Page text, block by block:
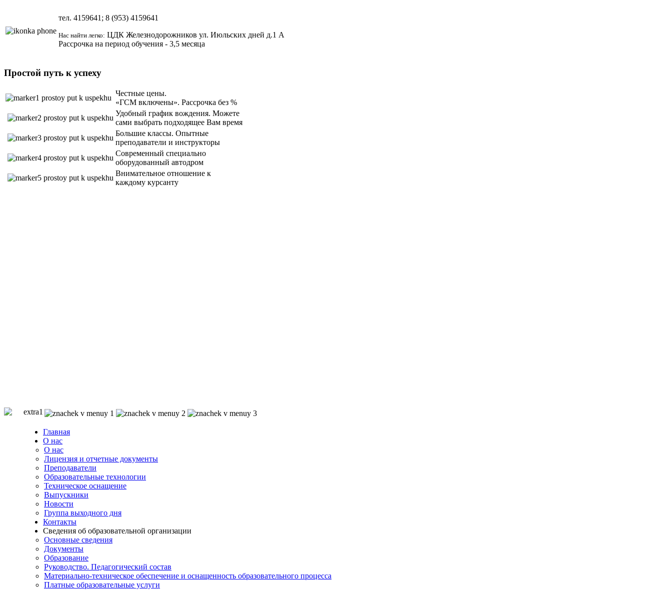
тел. 4159641; 8 (953) 4159641
Нас найти легко: ЦДК Железнодорожников ул. Июльских дней д.1 А
Рассрочка на период обучения - 3,5 месяца
Простой путь к успеху
Честные цены.
«ГСМ включены». Рассрочка без %
Удобный график вождения. Можете
сами выбрать подходящее Вам время
Большие классы. Опытные
преподаватели и инструкторы
Современный специально
оборудованный автодром
Внимательное отношение к
каждому курсанту
Главная
О нас
О нас
Лицензия и отчетные документы
Преподаватели
Образовательные технологии
Техническое оснащение
Выпускники
Новости
Группа выходного дня
Контакты
Сведения об образовательной организации
Основные сведения
Документы
Образование
Руководство. Педагогический состав
Материально-техническое обеспечение и оснащенность образовательного процесса
Платные образовательные услуги